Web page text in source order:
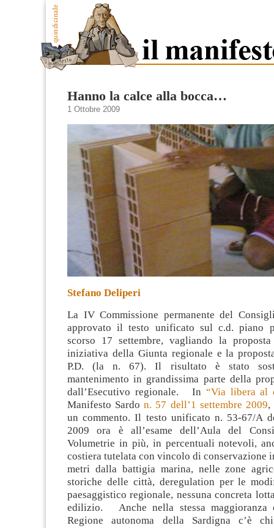
Hanno la calce alla bocca…
1 Ottobre 2009
Stefano Deliperi
La IV Commissione permanente del
approvato il testo unificato sul c.d. piano
scorso 17 settembre, vagliando la
iniziativa della Giunta regionale e la
P.D. (la n. 67). Il risultato è stato
mantenimento in grandissima parte della
dall’Esecutivo regionale. In “Via libera al
Manifesto Sardon. 57 dell’1 settembre 2009,
un commento. Il testo unificato n. 53-67/A
2009 ora è all’esame dell’Aula del
Volumetrie in più, in percentuali notevoli,
costiera tutelata con vincolo di conservazione
metri dalla battigia marina, nelle zone
storiche delle città, deregulation per le
paesaggistico regionale, nessuna concreta
edilizio. Anche nella stessa maggioranza
Regione autonoma della Sardigna c’è